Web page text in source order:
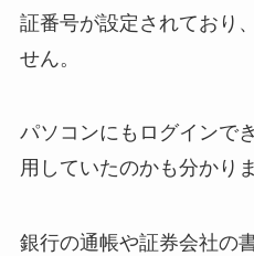
証番号が設定されており
せん。
パソコンにもログインで
用していたのかも分かり
銀行の通帳や証券会社の